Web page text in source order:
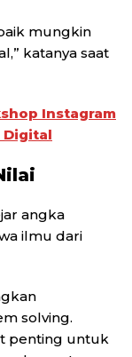
mungkin
katanya saat
Instagram
Digital
angka
ilmu dari
solving.
penting untuk